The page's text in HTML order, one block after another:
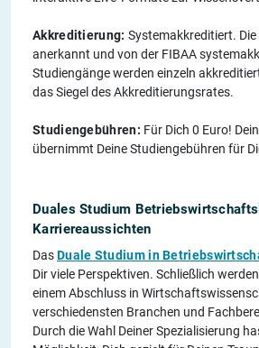
Akkreditierung: Systemakkreditiert.
anerkannt und von der FIBAA
Studiengänge werden einzeln
das Siegel des Akkreditierungsrates.
Studiengebühren: Für Dich 0 Euro!
übernimmt Deine Studiengebühren für
Duales Studium
Karriereaussichten
DasDuale Studium in
Dir viele Perspektiven. Schließlich
einem Abschluss in
verschiedensten Branchen und
Durch die Wahl Deiner Spezialisierung